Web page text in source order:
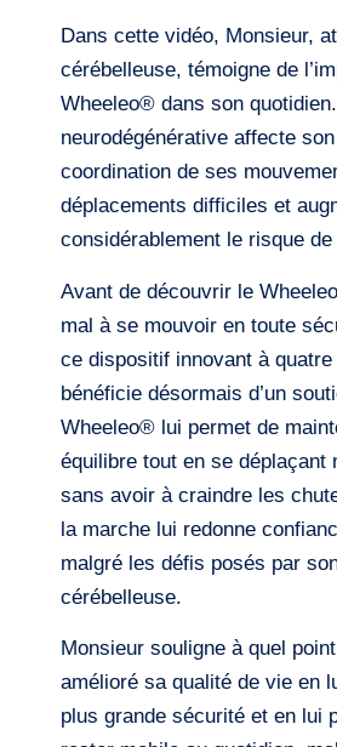
Dans cette vidéo, Monsieur,
cérébelleuse, témoigne de
Wheeleo® dans son
neurodégénérative affecte
coordination de ses
déplacements difficiles et
considérablement le risque
Avant de découvrir le
mal à se mouvoir en toute
ce dispositif innovant à
bénéficie désormais d’un
Wheeleo® lui permet de
équilibre tout en se déplaçant
sans avoir à craindre les
la marche lui redonne
malgré les défis posés par
cérébelleuse.
Monsieur souligne à quel
amélioré sa qualité de vie en
plus grande sécurité et en lui